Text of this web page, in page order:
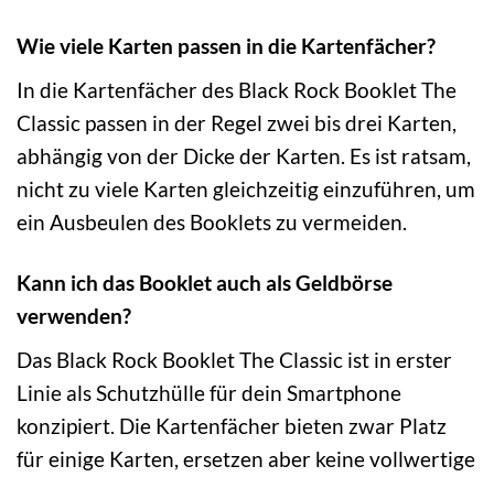
Wie viele Karten passen in die Kartenfächer?
In die Kartenfächer des Black Rock Booklet The
Classic passen in der Regel zwei bis drei Karten,
abhängig von der Dicke der Karten. Es ist ratsam,
nicht zu viele Karten gleichzeitig einzuführen, um
ein Ausbeulen des Booklets zu vermeiden.
Kann ich das Booklet auch als Geldbörse
verwenden?
Das Black Rock Booklet The Classic ist in erster
Linie als Schutzhülle für dein Smartphone
konzipiert. Die Kartenfächer bieten zwar Platz
für einige Karten, ersetzen aber keine vollwertige